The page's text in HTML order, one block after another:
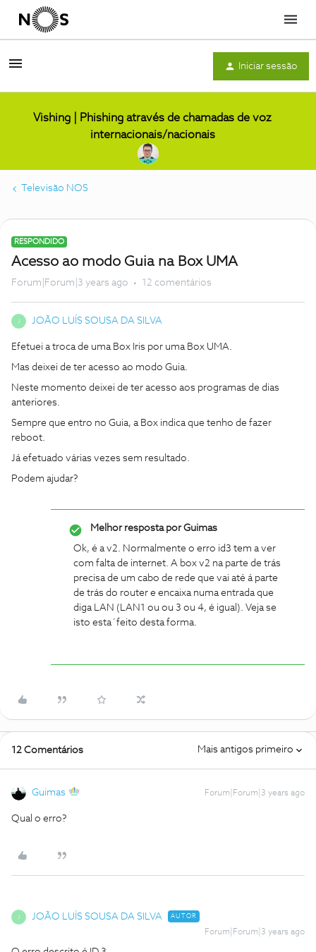
Menu
Iniciar sessão
Vishing | Phishing através de chamadas de voz
internacionais/nacionais
Televisão NOS
RESPONDIDO
Acesso ao modo Guia na Box UMA
Forum|Forum|3 years ago 12 comentários
JOÃO LUÍS SOUSA DA SILVA
Efetuei a troca de uma Box Iris por uma Box UMA.
Mas deixei de ter acesso ao modo Guia.
Neste momento deixei de ter acesso aos programas de dias
anteriores.
Sempre que entro no Guia, a Box indica que tenho de fazer
reboot.
Já efetuado várias vezes sem resultado.
Podem ajudar?
Melhor resposta porGuimas
Ok, é a v2. Normalmente o erro id3 tem a ver
com falta de internet. A box v2 na parte de trás
precisa de um cabo de rede que vai até á parte
de trás do router e encaixa numa entrada que
diga LAN (LAN1 ou ou 3 ou 4, é igual). Veja se
isto esta´feito desta forma.
12 Comentários Mais antigos primeiro
Guimas Forum|Forum|3 years ago
Qual o erro?
JOÃO LUÍS SOUSA DA SILVA AUTOR
Forum|Forum|3 years ago